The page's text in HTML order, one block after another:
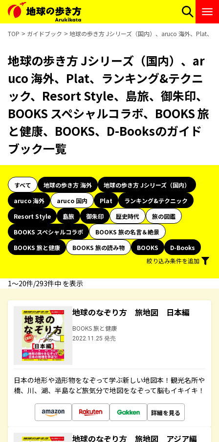
TOP ガイドブック 地球の歩き方 Jシリーズ（国内）、aruco 海外、Plat、
地球の歩き方 Jシリーズ（国内）、ar
uco 海外、Plat、ランキング&テクニ
ック、Resort Style、島旅、御朱印、
BOOKS スペシャルコラボ、BOOKS 旅
と健康、BOOKS、D-Booksのガイド
ブック一覧
すべて 地球の歩き方 海外
地球の歩き方 Jシリーズ（国内）
aruco 海外
aruco 国内 Plat
ランキング&テクニック
Resort Style
島旅 御朱印 歴史時代
旅の図鑑
BOOKS スペシャルコラボ
BOOKS 旅の名言＆絶景
BOOKS 旅と健康
BOOKS 旅の読み物 BOOKS
D-Books
絞り込み条件を追加
1〜20件/293件中 を表示
地球のなぞり方 旅地図 日本編
BOOKS 旅と健康
2022.11.25 発売
日本の地形や造形物をなぞって学ぶ新しい地図本！観光名所や
橋、川、湖、半島など旅気分で地図をなぞって脳もイキイキ！
詳細を見る
地球のなぞり方 旅地図 アジア編